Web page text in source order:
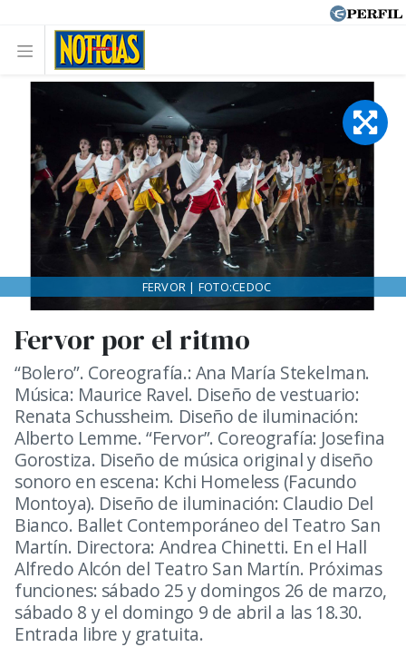
Fervor por el ritmo
“Bolero”. Coreografía.: Ana María Stekelman.
Música: Maurice Ravel. Diseño de vestuario:
Renata Schussheim. Diseño de iluminación:
Alberto Lemme. “Fervor”. Coreografía: Josefina
Gorostiza. Diseño de música original y diseño
sonoro en escena: Kchi Homeless (Facundo
Montoya). Diseño de iluminación: Claudio Del
Bianco. Ballet Contemporáneo del Teatro San
Martín. Directora: Andrea Chinetti. En el Hall
Alfredo Alcón del Teatro San Martín. Próximas
funciones: sábado 25 y domingos 26 de marzo,
sábado 8 y el domingo 9 de abril a las 18.30.
Entrada libre y gratuita.
FERVOR | FOTO:CEDOC